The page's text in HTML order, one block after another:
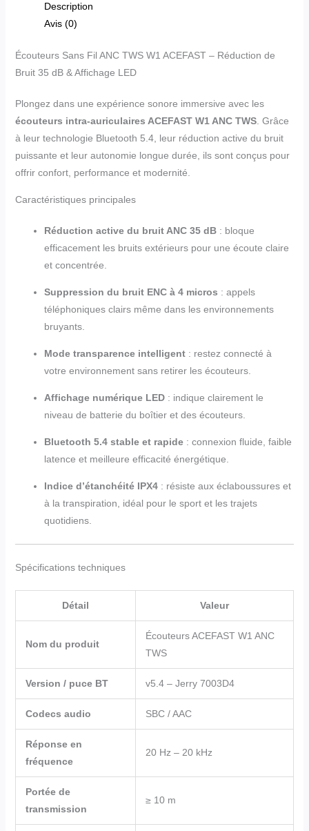
Description
Avis (0)
Écouteurs Sans Fil ANC TWS W1 ACEFAST – Réduction de
Bruit 35 dB & Affichage LED
Plongez dans une expérience sonore immersive avec les
écouteurs intra-auriculaires ACEFAST W1 ANC TWS. Grâce
à leur technologie Bluetooth 5.4, leur réduction active du bruit
puissante et leur autonomie longue durée, ils sont conçus pour
offrir confort, performance et modernité.
Caractéristiques principales
Réduction active du bruit ANC 35 dB: bloque
efficacement les bruits extérieurs pour une écoute claire
et concentrée.
Suppression du bruit ENC à 4 micros : appels
téléphoniques clairs même dans les environnements
bruyants.
Mode transparence intelligent: restez connecté à
votre environnement sans retirer les écouteurs.
Affichage numérique LED: indique clairement le
niveau de batterie du boîtier et des écouteurs.
Bluetooth 5.4 stable et rapide: connexion fluide, faible
latence et meilleure efficacité énergétique.
Indice d’étanchéité IPX4: résiste aux éclaboussures et
à la transpiration, idéal pour le sport et les trajets
quotidiens.
Spécifications techniques
Détail Valeur
Nom du produit
Écouteurs ACEFAST W1 ANC
TWS
Version / puce BT v5.4 – Jerry 7003D4
Codecs audio SBC / AAC
Réponse en
fréquence
20 Hz – 20 kHz
Portée de
transmission
≥ 10 m